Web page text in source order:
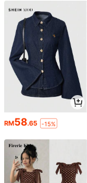
RM58.65 -15%